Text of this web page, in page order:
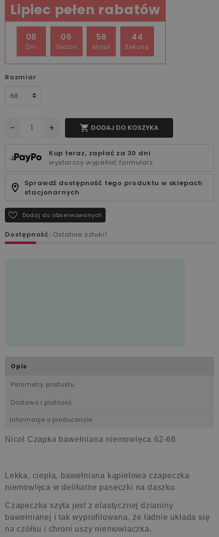
Lipiec pełen rabatów
08
Dni
06
Godzin
58
Minut
43
Sekund
Rozmiar
- +  DODAJ DO KOSZYKA
Kup teraz, zapłać za 30 dni
wystarczy wypełnić formularz
Sprawdź dostępność tego produktu w sklepach
stacjonarnych
Dodaj do obserwowanych
Dostępność: Ostatnie sztuki!
Opis
Parametry produktu
Dostawa i płatność
Informacje o producencie
Nicol Czapka bawełniana niemowlęca 62-68
Lekka, ciepła, bawełniana kąpielowa czapeczka
niemowlęca w delikatne paseczki na daszku.
Czapeczka szyta jest z elastycznej dzianiny
bawełnianej i tak wyprofilowana, że ładnie układa się
na czółku i chroni uszy niemowlaczka.